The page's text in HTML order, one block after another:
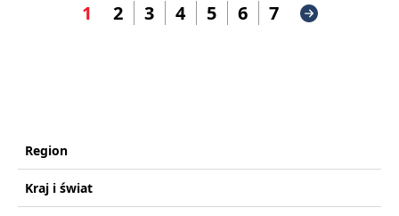
1 2 3 4 5 6 7
Region
Kraj i świat